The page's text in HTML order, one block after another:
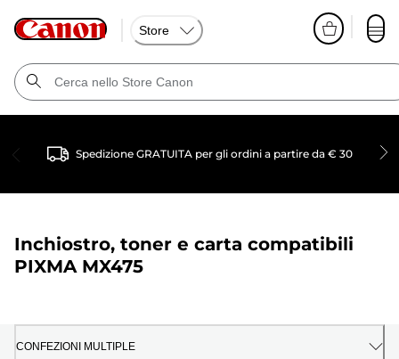
Store
Spedizione GRATUITA per gli ordini a partire da € 30
Inchiostro, toner e carta compatibili
PIXMA MX475
CONFEZIONI MULTIPLE